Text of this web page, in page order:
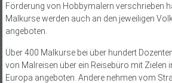
Förderung von Hobbymalern verschrieben
Malkurse werden auch an den jeweiligen
angeboten.
Über 400 Malkurse bei über hundert
von Malreisen über ein Reisebüro mit Zielen
Europa angeboten. Andere nehmen vom